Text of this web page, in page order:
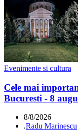
Evenimente si cultura
Cele mai
Bucuresti - 8
8/8/2026
.Radu Marinescu